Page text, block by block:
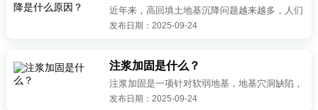
近年来，高回填土地基沉降问题越来越多，人们
的生命财产安全受到了严重威胁，如何科学高效
地质环境条件、地下水情况来具体分...
发布日期：2025-09-24
注浆加固是什么？
注浆加固是一项针对软弱地基，地基穴洞缺陷，
地基沉降，纠正建筑物和建筑物偏斜的地基加固
发布日期：2025-09-24